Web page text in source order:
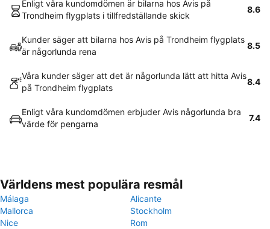
Enligt våra kundomdömen är bilarna hos Avis på
Trondheim flygplats i tillfredställande skick
8.6
Kunder säger att bilarna hos Avis på Trondheim flygplats
är någorlunda rena
8.5
Våra kunder säger att det är någorlunda lätt att hitta Avis
på Trondheim flygplats
8.4
Enligt våra kundomdömen erbjuder Avis någorlunda bra
värde för pengarna
7.4
Världens mest populära resmål
Málaga
Alicante
Mallorca
Stockholm
Nice
Rom